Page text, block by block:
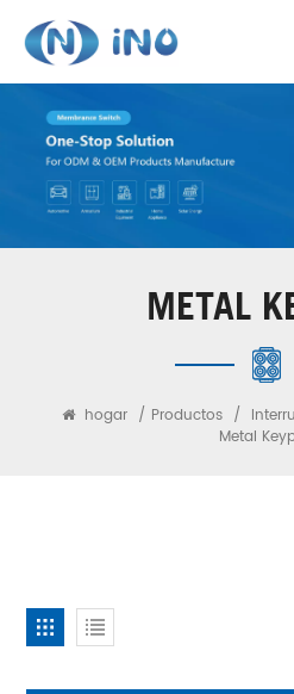
METAL
hogar / Productos /
Metal